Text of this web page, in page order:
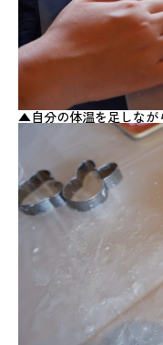
▲自分の体温を足しなが